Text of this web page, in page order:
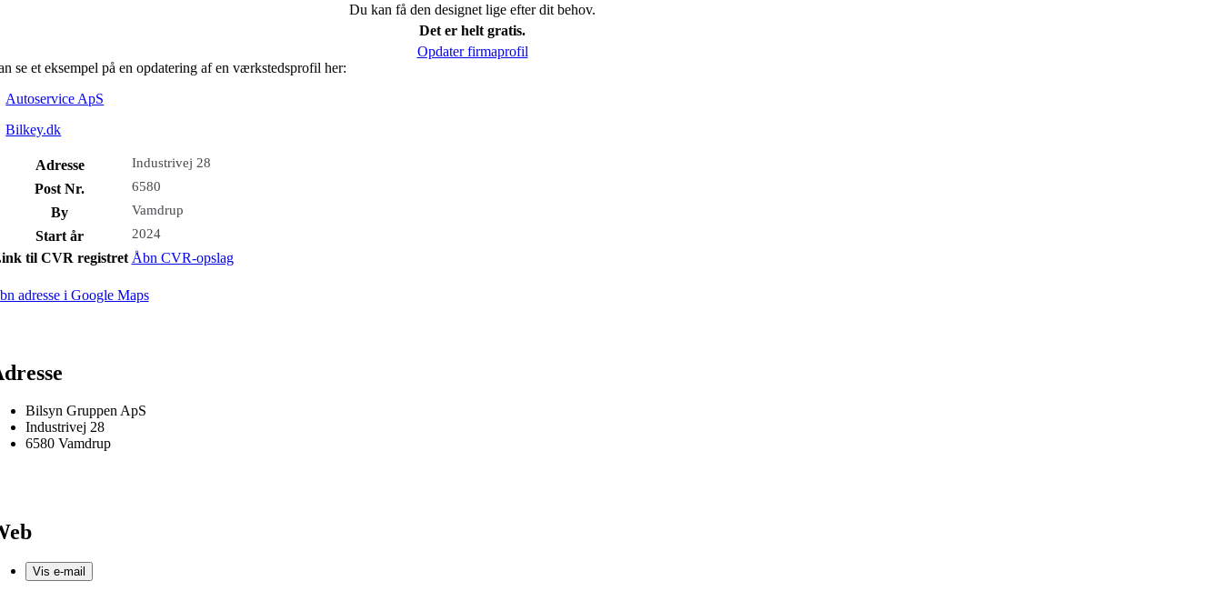
Du kan få den designet lige efter dit behov.
Det er helt gratis.
Opdater firmaprofil
se et eksempel på en opdatering af en værkstedsprofil her:
Autoservice ApS
Bilkey.dk
Adresse Industrivej 28
Post Nr. 6580
By Vamdrup
Start år 2024
til CVR registret Åbn CVR-opslag
adresse i Google Maps
Bilsyn Gruppen ApS
Industrivej 28
6580 Vamdrup
Vis e-mail